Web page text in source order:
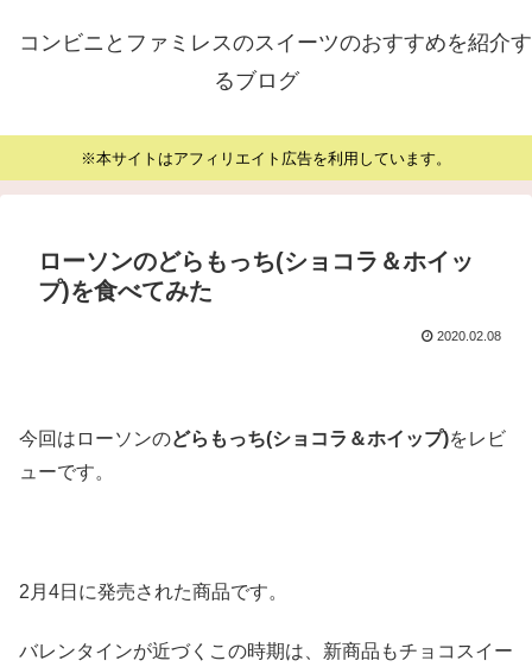
コンビニとファミレスのスイーツのおすすめを紹介す
るブログ
※本サイトはアフィリエイト広告を利用しています。
ローソンのどらもっち(ショコラ＆ホイッ
プ)を食べてみた
2020.02.08
今回はローソンのどらもっち(ショコラ＆ホイップ)をレビ
ューです。
2月4日に発売された商品です。
バレンタインが近づくこの時期は、新商品もチョコスイー